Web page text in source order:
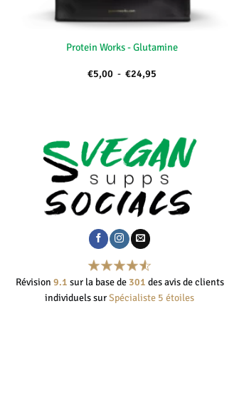
Protein Works - Glutamine
€5,00 - €24,95
Révision 9.1 sur la base de 301 des avis de clients
individuels surSpécialiste 5 étoiles